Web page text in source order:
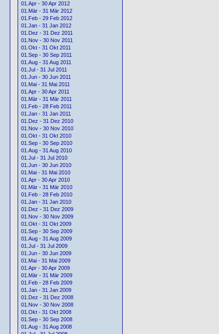
01.Apr - 30 Apr 2012
01.Mär - 31 Mär 2012
01.Feb - 29 Feb 2012
01.Jan - 31 Jan 2012
01.Dez - 31 Dez 2011
01.Nov - 30 Nov 2011
01.Okt - 31 Okt 2011
01.Sep - 30 Sep 2011
01.Aug - 31 Aug 2011
01.Jul - 31 Jul 2011
01.Jun - 30 Jun 2011
01.Mai - 31 Mai 2011
01.Apr - 30 Apr 2011
01.Mär - 31 Mär 2011
01.Feb - 28 Feb 2011
01.Jan - 31 Jan 2011
01.Dez - 31 Dez 2010
01.Nov - 30 Nov 2010
01.Okt - 31 Okt 2010
01.Sep - 30 Sep 2010
01.Aug - 31 Aug 2010
01.Jul - 31 Jul 2010
01.Jun - 30 Jun 2010
01.Mai - 31 Mai 2010
01.Apr - 30 Apr 2010
01.Mär - 31 Mär 2010
01.Feb - 28 Feb 2010
01.Jan - 31 Jan 2010
01.Dez - 31 Dez 2009
01.Nov - 30 Nov 2009
01.Okt - 31 Okt 2009
01.Sep - 30 Sep 2009
01.Aug - 31 Aug 2009
01.Jul - 31 Jul 2009
01.Jun - 30 Jun 2009
01.Mai - 31 Mai 2009
01.Apr - 30 Apr 2009
01.Mär - 31 Mär 2009
01.Feb - 28 Feb 2009
01.Jan - 31 Jan 2009
01.Dez - 31 Dez 2008
01.Nov - 30 Nov 2008
01.Okt - 31 Okt 2008
01.Sep - 30 Sep 2008
01.Aug - 31 Aug 2008